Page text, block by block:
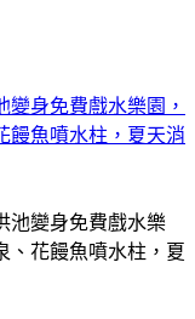
身免費戲水樂園，
饅魚噴水柱，夏天消